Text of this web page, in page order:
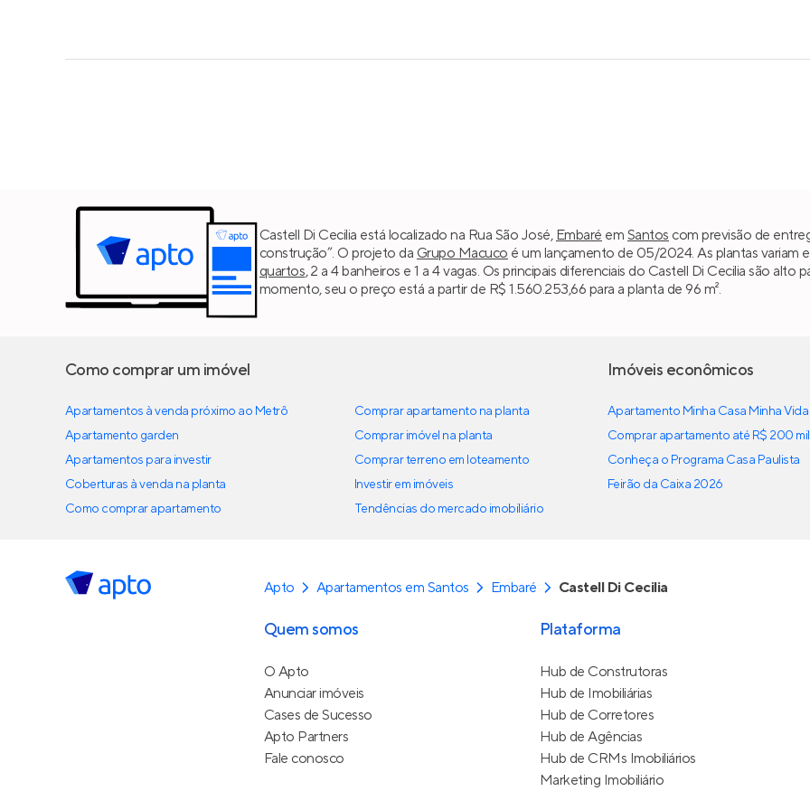
Castell Di Cecilia está localizado na Rua São José, Embaré em Santos com previsão de
construção”. O projeto da Grupo Macuco é um lançamento de 05/2024. As plantas variam
quartos, 2 a 4 banheiros e 1 a 4 vagas. Os principais diferenciais do Castell Di Cecilia são
momento, seu o preço está a partir de R$ 1.560.253,66 para a planta de 96 m².
Como comprar um imóvel
Apartamentos à venda próximo ao Metrô
Apartamento garden
Apartamentos para investir
Coberturas à venda na planta
Como comprar apartamento
Comprar apartamento na planta
Comprar imóvel na planta
Comprar terreno em loteamento
Investir em imóveis
Tendências do mercado imobiliário
Imóveis econômicos
Apartamento Minha Casa Minha Vida
Comprar apartamento até R$ 200 mil
Conheça o Programa Casa Paulista
Feirão da Caixa 2026
Apto Apartamentos em Santos Embaré Castell Di Cecilia
Quem somos
O Apto
Anunciar imóveis
Cases de Sucesso
Apto Partners
Fale conosco
Plataforma
Hub de Construtoras
Hub de Imobiliárias
Hub de Corretores
Hub de Agências
Hub de CRMs Imobiliários
Marketing Imobiliário